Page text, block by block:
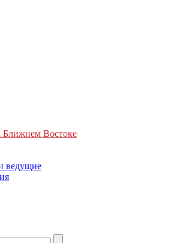
Ближнем Востоке
ведущие